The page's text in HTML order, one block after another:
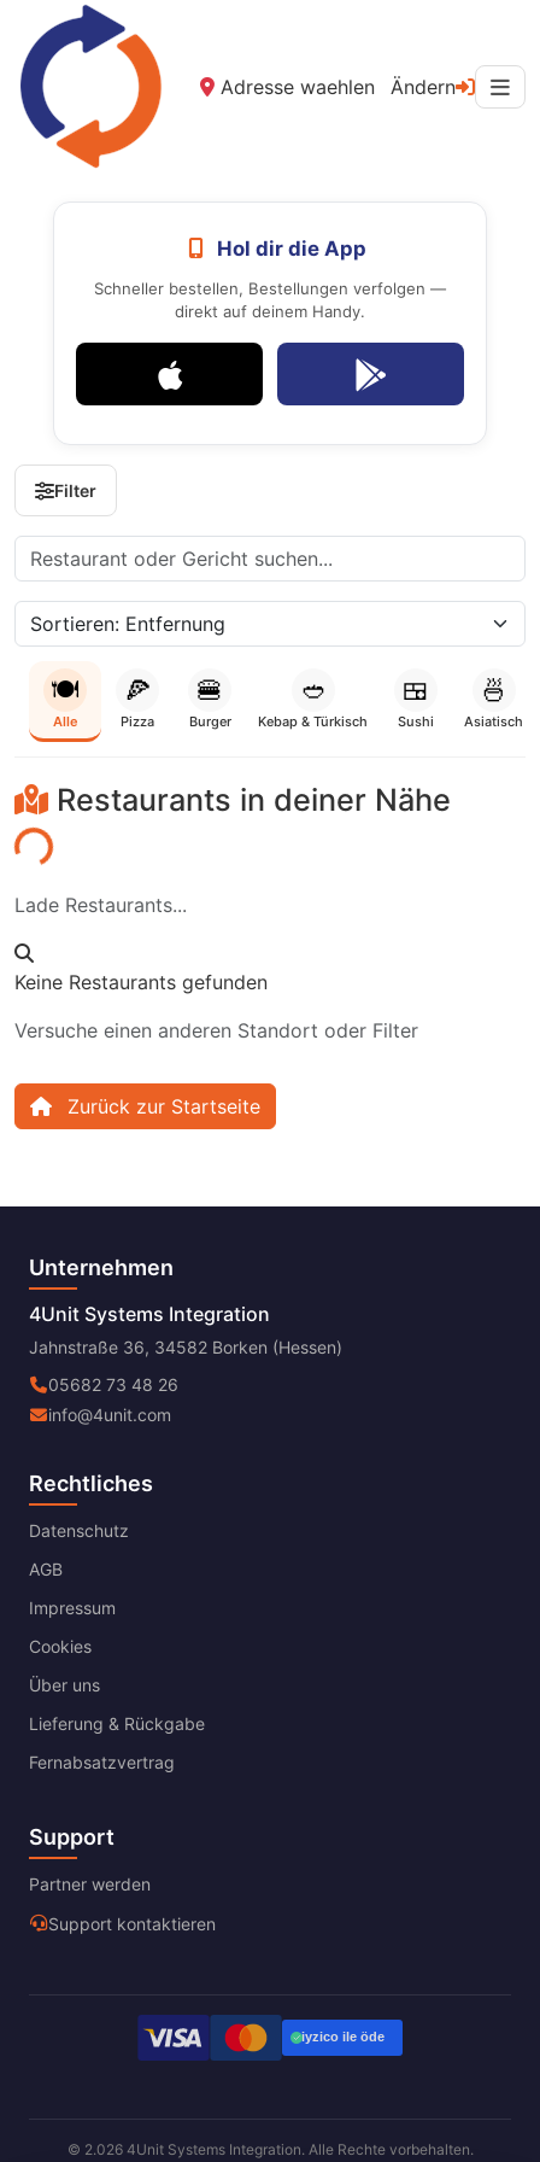
Adresse waehlen Ändern
Hol dir die App
Schneller bestellen, Bestellungen verfolgen —
direkt auf deinem Handy.
Filter
🍽️
Alle
🍕
Pizza
🍔
Burger
🥙
Kebap & Türkisch
🍱
Sushi
🍜
Asiatisch
Restaurants in deiner Nähe
Lade Restaurants...
Keine Restaurants gefunden
Versuche einen anderen Standort oder Filter
Zurück zur Startseite
Unternehmen
4Unit Systems Integration
Jahnstraße 36, 34582 Borken (Hessen)
05682 73 48 26
info@4unit.com
Rechtliches
Datenschutz
AGB
Impressum
Cookies
Über uns
Lieferung & Rückgabe
Fernabsatzvertrag
Support
Partner werden
Support kontaktieren
© 2.026 4Unit Systems Integration. Alle Rechte vorbehalten.